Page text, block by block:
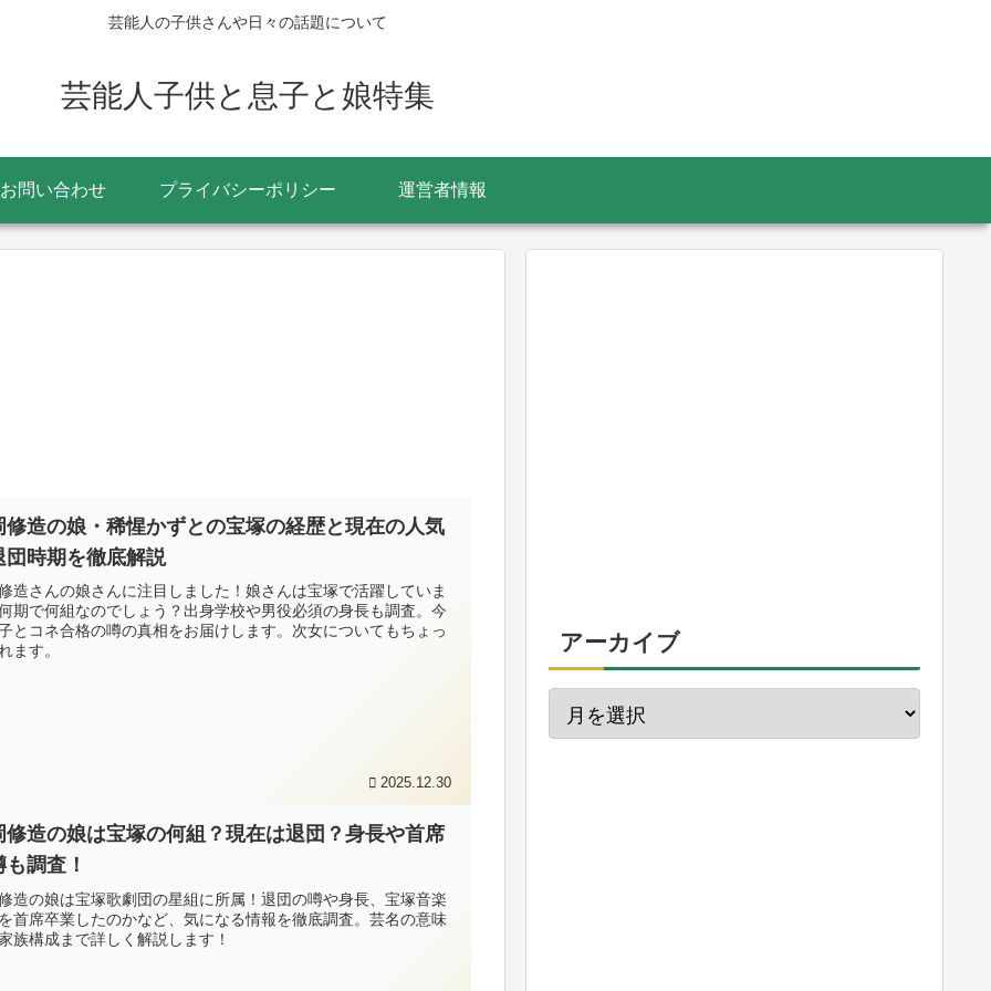
芸能人の子供さんや日々の話題について
芸能人子供と息子と娘特集
お問い合わせ プライバシーポリシー 運営者情報
修造の娘・稀惺かずとの宝塚の経歴と現在の人気
団時期を徹底解説
造さんの娘さんに注目しました！娘さんは宝塚で活躍していま
期で何組なのでしょう？出身学校や男役必須の身長も調査。今
とコネ合格の噂の真相をお届けします。次女についてもちょっ
ます。
2025.12.30
修造の娘は宝塚の何組？現在は退団？身長や首席
も調査！
造の娘は宝塚歌劇団の星組に所属！退団の噂や身長、宝塚音楽
首席卒業したのかなど、気になる情報を徹底調査。芸名の意味
族構成まで詳しく解説します！
アーカイブ